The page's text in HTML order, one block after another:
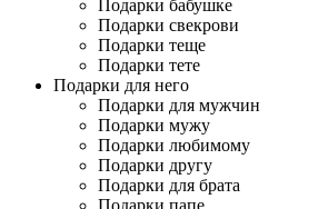
Подарки бабушке
Подарки свекрови
Подарки теще
Подарки тете
Подарки для него
Подарки для мужчин
Подарки мужу
Подарки любимому
Подарки другу
Подарки для брата
Подарки папе